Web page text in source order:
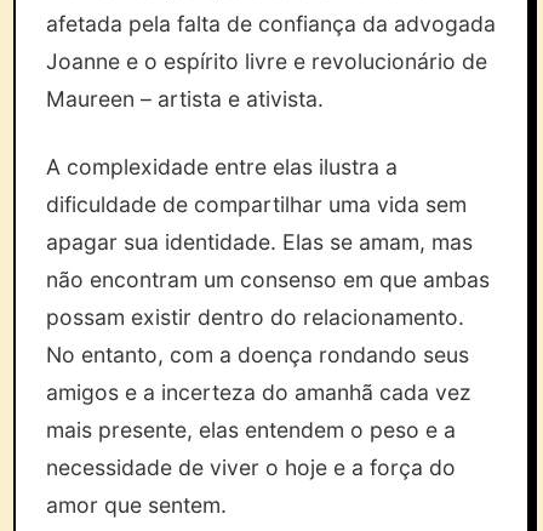
afetada pela falta de confiança da advogada
Joanne e o espírito livre e revolucionário de
Maureen – artista e ativista.
A complexidade entre elas ilustra a
dificuldade de compartilhar uma vida sem
apagar sua identidade. Elas se amam, mas
não encontram um consenso em que ambas
possam existir dentro do relacionamento.
No entanto, com a doença rondando seus
amigos e a incerteza do amanhã cada vez
mais presente, elas entendem o peso e a
necessidade de viver o hoje e a força do
amor que sentem.